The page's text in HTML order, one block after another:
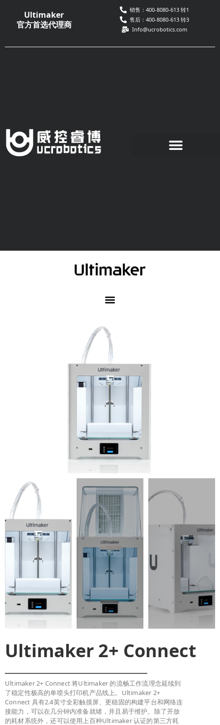
容
Ultimaker
官方首选代理商
销售：400-8080-613 转1
售后：400-8080-613 转3
Info@ucrobotics.com
Ultimaker 2+ Connect
Ultimaker 2+ Connect 将Ultimaker 的流畅工作流理念延续到
了稳定性极高的单喷头打印机产品线上。Ultimaker 2+
Connect 具有2.4英寸全彩触摸屏、更稳固的构建平台和网络连
接能力，可以在几分钟内准备就绪，并且易于维护。除了开放
的耗材系统外，还可以使用上百种Ultimaker 认证的第三方耗